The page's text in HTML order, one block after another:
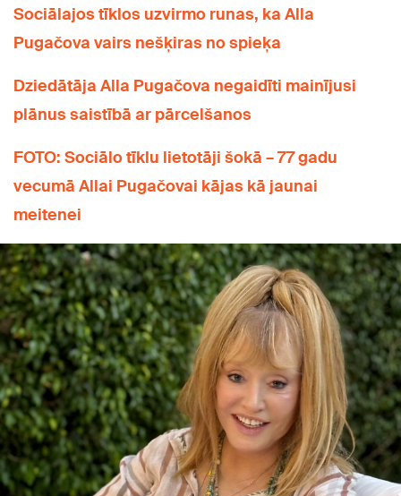
Sociālajos tīklos uzvirmo runas, ka Alla
Pugačova vairs nešķiras no spieķa
Dziedātāja Alla Pugačova negaidīti mainījusi
plānus saistībā ar pārcelšanos
FOTO: Sociālo tīklu lietotāji šokā – 77 gadu
vecumā Allai Pugačovai kājas kā jaunai
meitenei